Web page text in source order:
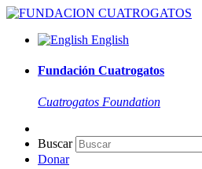
English
Fundación Cuatrogatos
Cuatrogatos Foundation
Buscar
Donar